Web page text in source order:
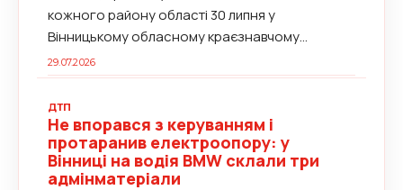
кожного району області 30 липня у
Вінницькому обласному краєзнавчому
музеї...
29.07.2026
ДТП
Не впорався з керуванням і
протаранив електроопору: у
Вінниці на водія BMW склали три
адмінматеріали